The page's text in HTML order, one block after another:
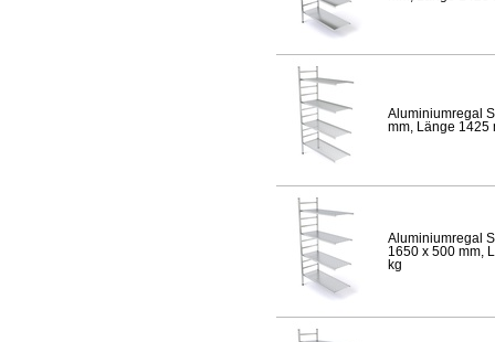
Aluminiumregal
mm, Länge 1425
Aluminiumregal
1650 x 500 mm,
kg